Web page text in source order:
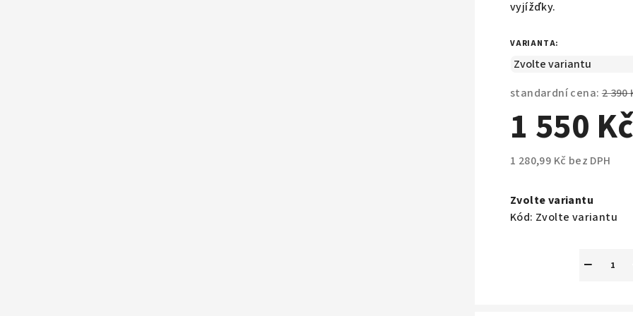
vyjížďky.
VARIANTA:
standardní cena: 2 390
1 550 Kč
1 280,99 Kč bez DPH
cena:
Zvolte variantu
Kód: Zvolte variantu
−